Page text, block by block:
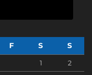
F S S
1
2